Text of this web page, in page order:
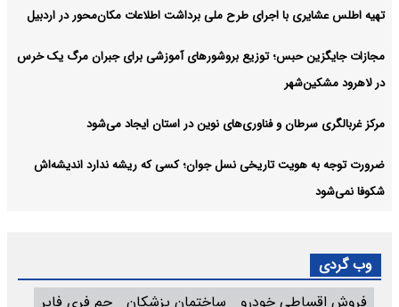
تهیه اطلس عشایری با اجرای طرح ملی برداشت اطلاعات مکان‌محور در اردبیل
مجازات جایگزین حبس؛ توزیع بروشورهای آموزشی برای جبران مرگ یک خرس
در لاهرود مشکین‌شهر
مرکز غربالگری سرطان و فناوری‌های نوین در استان ایجاد می‌شود
ضرورت توجه به هویت تاریخی نسل جوان؛ کسی که ریشه ندارد اندیشه‌اش
شکوفا نمی‌شود
وب گردی
فروش اقساطی خودرو
ساختمان پزشکان جم فری فایر